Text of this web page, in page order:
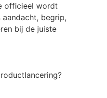
officieel wordt
begrip,
bij de juiste